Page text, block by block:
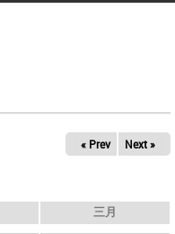
« Prev Next »
三月